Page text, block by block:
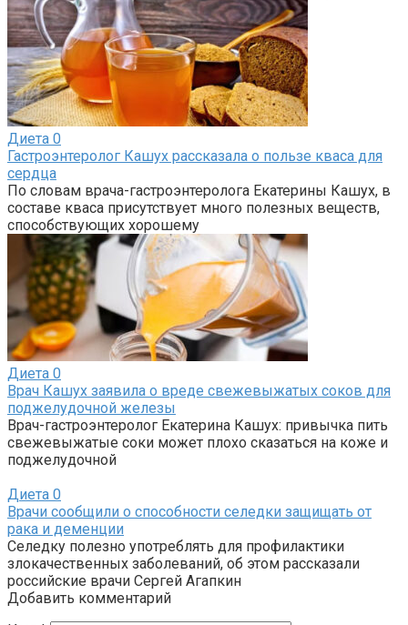
Диета 0
Гастроэнтеролог Кашух рассказала о пользе кваса для
сердца
По словам врача-гастроэнтеролога Екатерины Кашух, в
составе кваса присутствует много полезных веществ,
способствующих хорошему
Диета 0
Врач Кашух заявила о вреде свежевыжатых соков для
поджелудочной железы
Врач-гастроэнтеролог Екатерина Кашух: привычка пить
свежевыжатые соки может плохо сказаться на коже и
поджелудочной
Диета 0
Врачи сообщили о способности селедки защищать от
рака и деменции
Селедку полезно употреблять для профилактики
злокачественных заболеваний, об этом рассказали
российские врачи Сергей Агапкин
Добавить комментарий